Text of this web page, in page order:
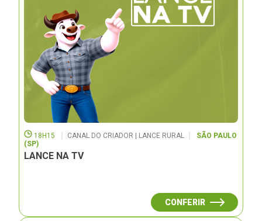
18H15 CANAL DO CRIADOR | LANCE RURAL
SÃO PAULO
(SP)
LANCE NA TV
CONFERIR